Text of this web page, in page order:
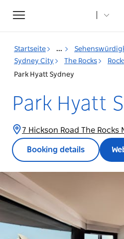
Toggle
navigation
Startseite ...
Sydney City
The Rocks
Park Hyatt Sydney
Park Hyatt
7 Hickson Road The Rocks
Booking details